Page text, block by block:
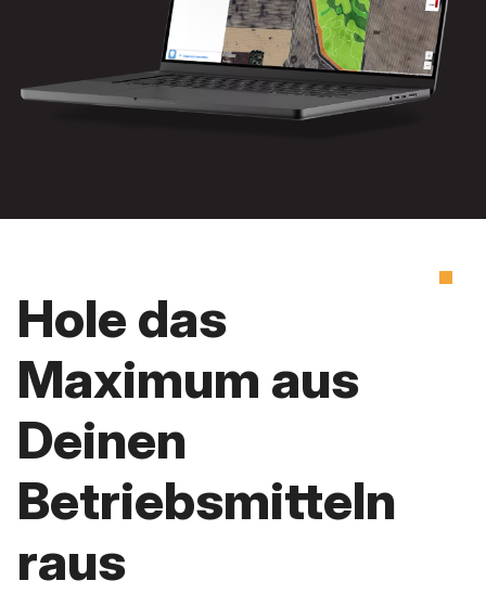
Hole das
Maximum aus
Deinen
Betriebsmitteln
raus